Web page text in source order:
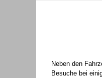
Neben den
Besuche bei